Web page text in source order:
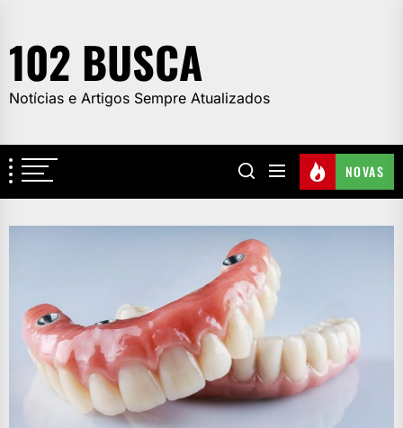
the
content
102 BUSCA
Notícias e Artigos Sempre Atualizados
NOVAS